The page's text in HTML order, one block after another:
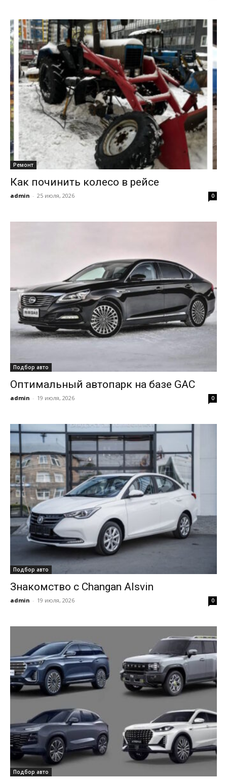
Ремонт
Как починить колесо в рейсе
admin - 25 июля, 2026 0
Подбор авто
Оптимальный автопарк на базе GAC
admin - 19 июля, 2026 0
Подбор авто
Знакомство с Changan Alsvin
admin - 19 июля, 2026 0
Подбор авто